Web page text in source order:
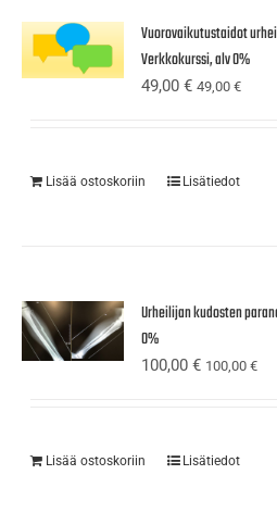
Vuorovaikutustaidot
Verkkokurssi, alv 0%
49,00€ 49,00€
Lisää ostoskoriin Lisätiedot
Urheilijan kudosten
0%
100,00€ 100,00€
Lisää ostoskoriin Lisätiedot